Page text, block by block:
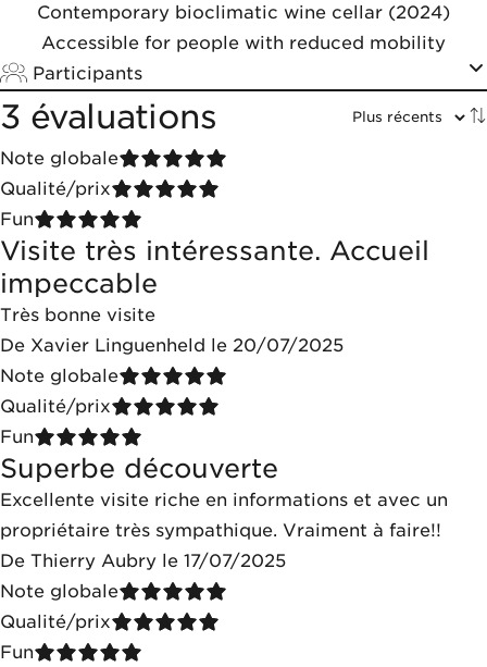
Contemporary bioclimatic wine cellar (2024)
Accessible for people with reduced mobility
Participants
3 évaluations
Note globale
Qualité/prix
Fun
Visite très intéressante. Accueil
impeccable
Très bonne visite
De Xavier Linguenheld le 20/07/2025
Note globale
Qualité/prix
Fun
Superbe découverte
Excellente visite riche en informations et avec un
propriétaire très sympathique. Vraiment à faire!!
De Thierry Aubry le 17/07/2025
Note globale
Qualité/prix
Fun